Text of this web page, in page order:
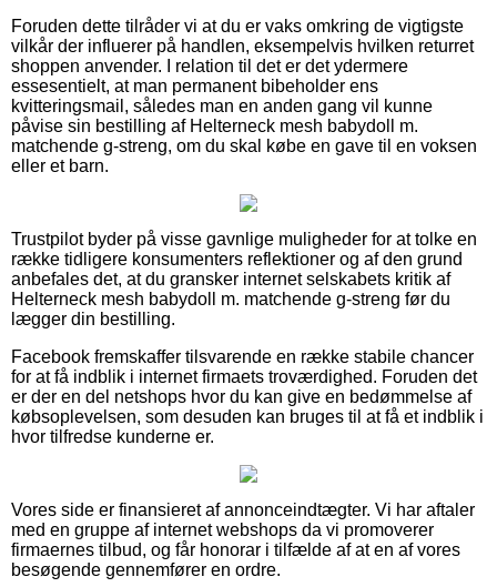
Foruden dette tilråder vi at du er vaks omkring de vigtigste
vilkår der influerer på handlen, eksempelvis hvilken returret
shoppen anvender. I relation til det er det ydermere
essesentielt, at man permanent bibeholder ens
kvitteringsmail, således man en anden gang vil kunne
påvise sin bestilling af Helterneck mesh babydoll m.
matchende g-streng, om du skal købe en gave til en voksen
eller et barn.
Trustpilot byder på visse gavnlige muligheder for at tolke en
række tidligere konsumenters reflektioner og af den grund
anbefales det, at du gransker internet selskabets kritik af
Helterneck mesh babydoll m. matchende g-streng før du
lægger din bestilling.
Facebook fremskaffer tilsvarende en række stabile chancer
for at få indblik i internet firmaets troværdighed. Foruden det
er der en del netshops hvor du kan give en bedømmelse af
købsoplevelsen, som desuden kan bruges til at få et indblik i
hvor tilfredse kunderne er.
Vores side er finansieret af annonceindtægter. Vi har aftaler
med en gruppe af internet webshops da vi promoverer
firmaernes tilbud, og får honorar i tilfælde af at en af vores
besøgende gennemfører en ordre.